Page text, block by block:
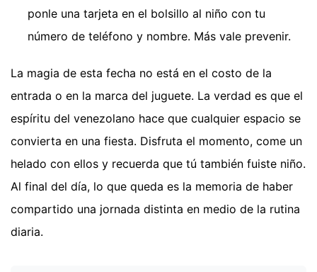
ponle una tarjeta en el bolsillo al niño con tu
número de teléfono y nombre. Más vale prevenir.
La magia de esta fecha no está en el costo de la
entrada o en la marca del juguete. La verdad es que el
espíritu del venezolano hace que cualquier espacio se
convierta en una fiesta. Disfruta el momento, come un
helado con ellos y recuerda que tú también fuiste niño.
Al final del día, lo que queda es la memoria de haber
compartido una jornada distinta en medio de la rutina
diaria.